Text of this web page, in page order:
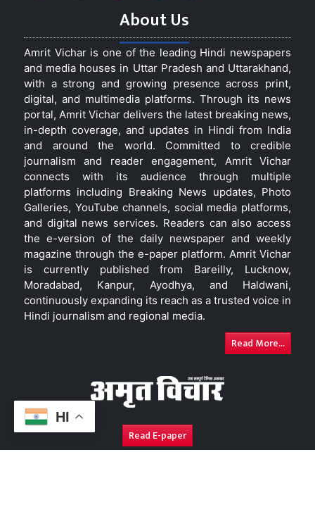
HI
About Us
Amrit Vichar is one of the leading Hindi newspapers
and media houses in Uttar Pradesh and Uttarakhand,
with a strong and growing presence across print,
digital, and multimedia platforms. Through its news
portal, Amrit Vichar delivers the latest breaking news,
in-depth coverage, and updates in Hindi from India
and around the world. Committed to credible
journalism and reader engagement, Amrit Vichar
connects with its audience through multiple
platforms including Breaking News updates, Photo
Galleries, YouTube channels, social media platforms,
and digital news services. Readers can also access
the e-version of the daily newspaper and weekly
magazine through the e-paper platform. Amrit Vichar
is currently published from Bareilly, Lucknow,
Moradabad, Kanpur, Ayodhya, and Haldwani,
continuously expanding its reach as a trusted voice in
Hindi journalism and regional media.
Read More...
Read E-paper